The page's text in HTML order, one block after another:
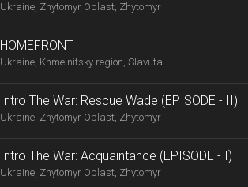
Ukraine, Zhytomyr Oblast, Zhytomyr
HOMEFRONT
Ukraine, Khmelnitsky region, Slavuta
Intro The War: Rescue Wade (EPISODE - II)
Ukraine, Zhytomyr Oblast, Zhytomyr
Intro The War: Acquaintance (EPISODE - I)
Ukraine, Zhytomyr Oblast, Zhytomyr